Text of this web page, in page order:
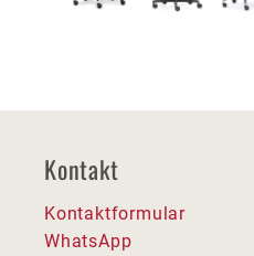
Kontakt
Kontaktformular
WhatsApp